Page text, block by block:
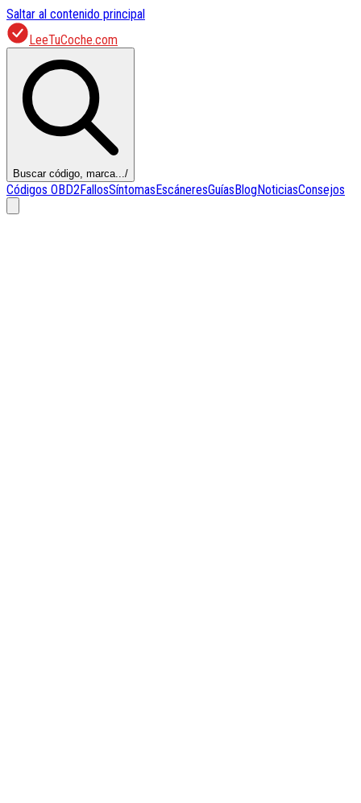
Saltar al contenido principal
LeeTuCoche.com
Buscar código, marca.../
Códigos OBD2FallosSíntomasEscáneresGuíasBlogNoticiasConsejos